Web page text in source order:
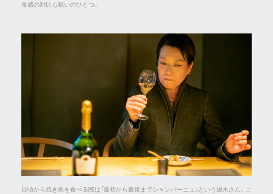
食感の対比も狙いのひとつ。
日頃から焼き鳥を食べる際は「最初から最後までシャンパーニュ」という堀木さん。こ